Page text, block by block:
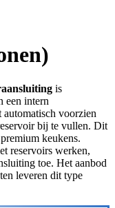
is
een intern
voorzien
bij te vullen. Dit
keukens.
reservoirs werken,
toe. Het aanbod
leveren dit type